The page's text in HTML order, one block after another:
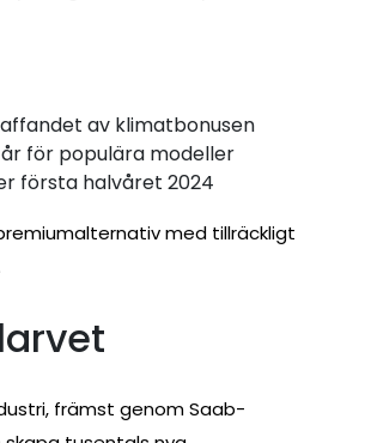
av klimatbonusen
för populära modeller
första halvåret 2024
med tillräckligt
främst genom Saab-